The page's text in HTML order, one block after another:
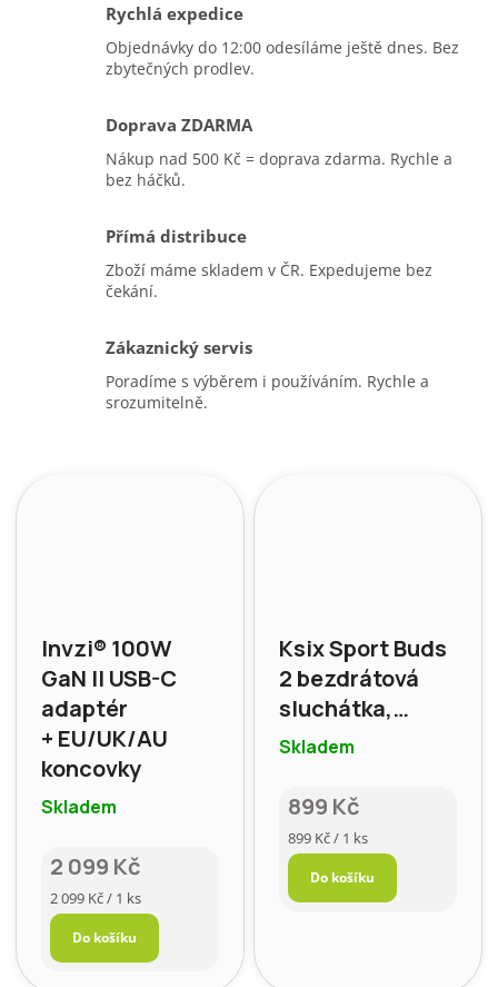
Rychlá expedice
Objednávky do 12:00 odesíláme ještě dnes. Bez
zbytečných prodlev.
Doprava ZDARMA
Nákup nad 500 Kč = doprava zdarma. Rychle a
bez háčků.
Přímá distribuce
Zboží máme skladem v ČR. Expedujeme bez
čekání.
Zákaznický servis
Poradíme s výběrem i používáním. Rychle a
srozumitelně.
Invzi® 100W
GaN II USB-C
adaptér
+ EU/UK/AU
koncovky
Skladem
2 099 Kč
Měrná
cena:
2 099 Kč / 1 ks
Do košíku
Ksix Sport Buds
2 bezdrátová
sluchátka,
7+25h
Skladem
899 Kč
Měrná
cena:
899 Kč / 1 ks
Do košíku